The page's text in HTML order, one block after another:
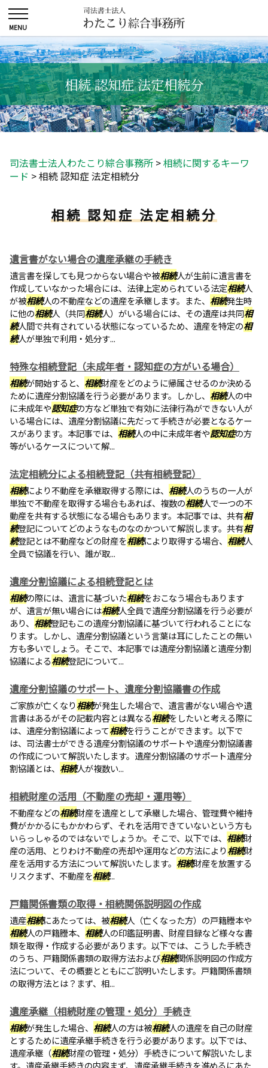
相続 認知症 法定相続分
司法書士法人わたこり綜合事務所 >相続に関するキーワ
ード >相続 認知症 法定相続分
相続 認知症 法定相続分
遺言書がない場合の遺産承継の手続き
遺言書を探しても見つからない場合や被相続人が生前に遺言書を
作成していなかった場合には、法律上定められている法定相続人
が被相続人の不動産などの遺産を承継します。また、 相続発生時
に他の相続人（共同相続人）がいる場合には、その遺産は共同相
続人間で共有されている状態になっているため、遺産を特定の相
続人が単独で利用・処分す...
特殊な相続登記（未成年者・認知症の方がいる場合）
相続が開始すると、 相続財産をどのように帰属させるのか決める
ために遺産分割協議を行う必要があります。しかし、 相続人の中
に未成年や認知症の方など単独で有効に法律行為ができない人が
いる場合には、遺産分割協議に先だって手続きが必要となるケー
スがあります。本記事では、 相続人の中に未成年者や認知症の方
等がいるケースについて解...
法定相続分による相続登記（共有相続登記）
相続により不動産を承継取得する際には、 相続人のうちの一人が
単独で不動産を取得する場合もあれば、複数の相続人で一つの不
動産を共有する状態になる場合もあります。本記事では、共有相
続登記についてどのようなものなのかついて解説します。共有相
続登記とは不動産などの財産を相続により取得する場合、 相続人
全員で協議を行い、誰が取...
遺産分割協議による相続登記とは
相続の際には、遺言に基づいた相続をおこなう場合もあります
が、遺言が無い場合には相続人全員で遺産分割協議を行う必要が
あり、 相続登記もこの遺産分割協議に基づいて行われることにな
ります。しかし、遺産分割協議という言葉は耳にしたことの無い
方も多いでしょう。そこで、本記事では遺産分割協議と遺産分割
協議による相続登記について...
遺産分割協議のサポート、遺産分割協議書の作成
ご家族が亡くなり相続が発生した場合で、遺言書がない場合や遺
言書はあるがその記載内容とは異なる相続をしたいと考える際に
は、遺産分割協議によって相続を行うことができます。以下で
は、司法書士ができる遺産分割協議のサポートや遺産分割協議書
の作成について解説いたします。遺産分割協議のサポート遺産分
割協議とは、 相続人が複数い...
相続財産の活用（不動産の売却・運用等）
不動産などの相続財産を遺産として承継した場合、管理費や維持
費がかかるにもかかわらず、それを活用できていないという方も
いらっしゃるのではないでしょうか。そこで、以下では、 相続財
産の活用、とりわけ不動産の売却や運用などの方法により相続財
産を活用する方法について解説いたします。 相続財産を放置する
リスクまず、不動産を相続...
戸籍関係書類の取得・相続関係説明図の作成
遺産相続にあたっては、被相続人（亡くなった方）の戸籍謄本や
相続人の戸籍謄本、 相続人の印鑑証明書、財産目録など様々な書
類を取得・作成する必要があります。以下では、こうした手続き
のうち、戸籍関係書類の取得方法および相続関係説明図の作成方
法について、その概要とともにご説明いたします。戸籍関係書類
の取得方法とは？まず、相...
遺産承継（相続財産の管理・処分）手続き
相続が発生した場合、 相続人の方は被相続人の遺産を自己の財産
とするために遺産承継手続きを行う必要があります。以下では、
遺産承継（相続財産の管理・処分）手続きについて解説いたしま
す。遺産承継手続きの内容まず、遺産承継手続きを進めるにあた